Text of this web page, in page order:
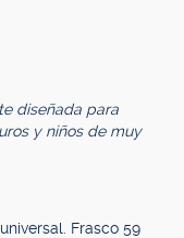
diseñada para
y niños de muy
Frasco 59